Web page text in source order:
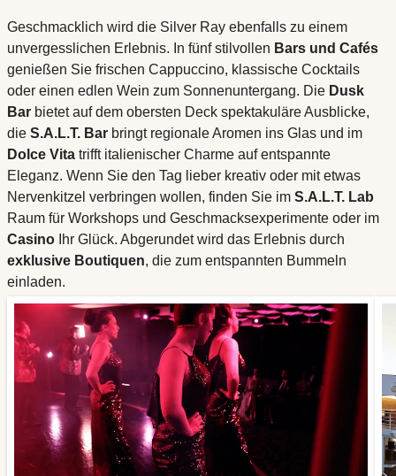
Geschmacklich wird die Silver Ray ebenfalls zu einem
unvergesslichen Erlebnis. In fünf stilvollen Bars und Cafés
genießen Sie frischen Cappuccino, klassische Cocktails
oder einen edlen Wein zum Sonnenuntergang. Die Dusk
Bar bietet auf dem obersten Deck spektakuläre Ausblicke,
die S.A.L.T. Bar bringt regionale Aromen ins Glas und im
Dolce Vita trifft italienischer Charme auf entspannte
Eleganz. Wenn Sie den Tag lieber kreativ oder mit etwas
Nervenkitzel verbringen wollen, finden Sie im S.A.L.T. Lab
Raum für Workshops und Geschmacksexperimente oder im
Casino Ihr Glück. Abgerundet wird das Erlebnis durch
exklusive Boutiquen, die zum entspannten Bummeln
einladen.